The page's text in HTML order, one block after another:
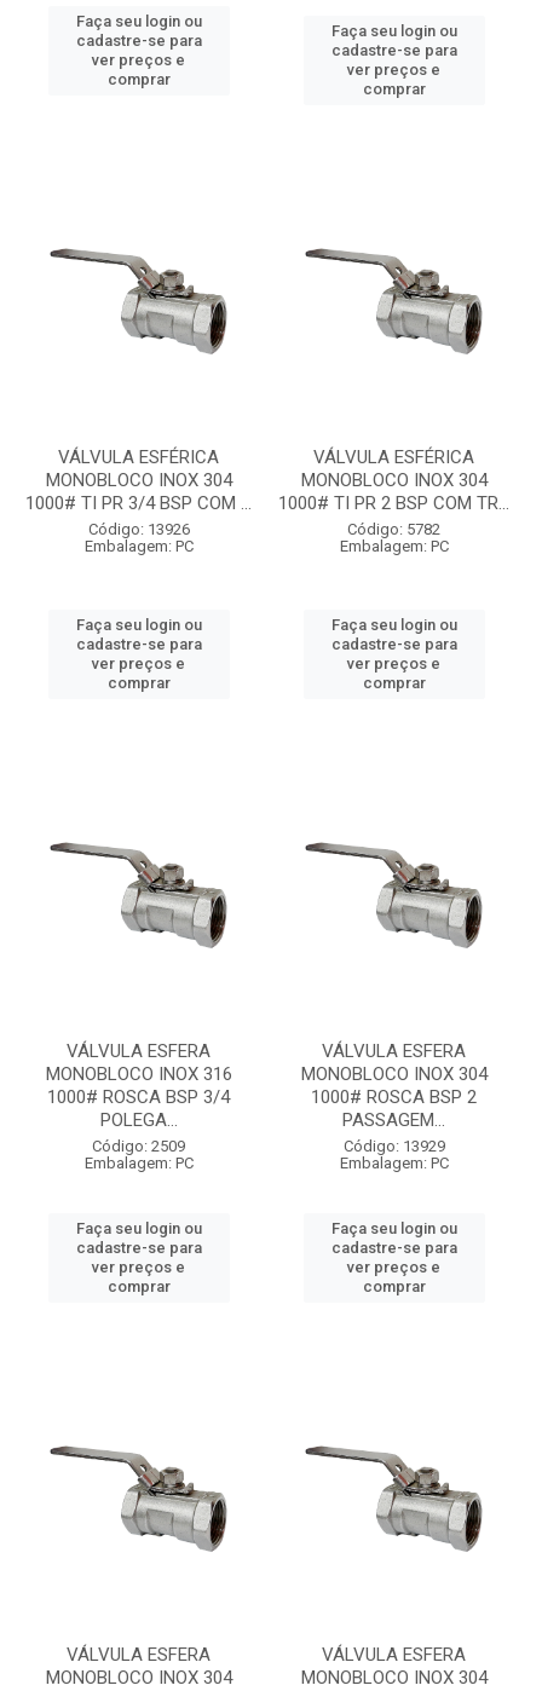
Faça seu login ou
cadastre-se para
ver preços e
comprar
Faça seu login ou
cadastre-se para
ver preços e
comprar
VÁLVULA ESFÉRICA
MONOBLOCO INOX 304
1000# TI PR 3/4 BSP COM ...
Código: 13926
Embalagem: PC
Faça seu login ou
cadastre-se para
ver preços e
comprar
VÁLVULA ESFÉRICA
MONOBLOCO INOX 304
1000# TI PR 2 BSP COM TR...
Código: 5782
Embalagem: PC
Faça seu login ou
cadastre-se para
ver preços e
comprar
VÁLVULA ESFERA
MONOBLOCO INOX 316
1000# ROSCA BSP 3/4
POLEGA...
Código: 2509
Embalagem: PC
Faça seu login ou
cadastre-se para
ver preços e
comprar
VÁLVULA ESFERA
MONOBLOCO INOX 304
1000# ROSCA BSP 2
PASSAGEM...
Código: 13929
Embalagem: PC
Faça seu login ou
cadastre-se para
ver preços e
comprar
VÁLVULA ESFERA
MONOBLOCO INOX 304
VÁLVULA ESFERA
MONOBLOCO INOX 304